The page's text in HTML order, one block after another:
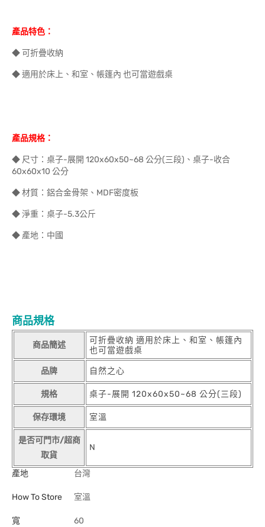
產品特色：
◆ 可折疊收納
◆ 適用於床上、和室、帳篷內 也可當遊戲桌
產品規格：
◆ 尺寸：桌子-展開 120x60x50~68 公分(三段)、桌子-收合
60x60x10 公分
◆ 材質：鋁合金骨架、MDF密度板
◆ 淨重：桌子-5.3公斤
◆ 產地：中國
商品規格
商品簡述
可折疊收納 適用於床上、和室、帳篷內
也可當遊戲桌
品牌 自然之心
規格 桌子-展開 120x60x50~68 公分(三段)
保存環境 室溫
是否可門市/超商
取貨
N
產地 台灣
How To Store 室溫
寬 60